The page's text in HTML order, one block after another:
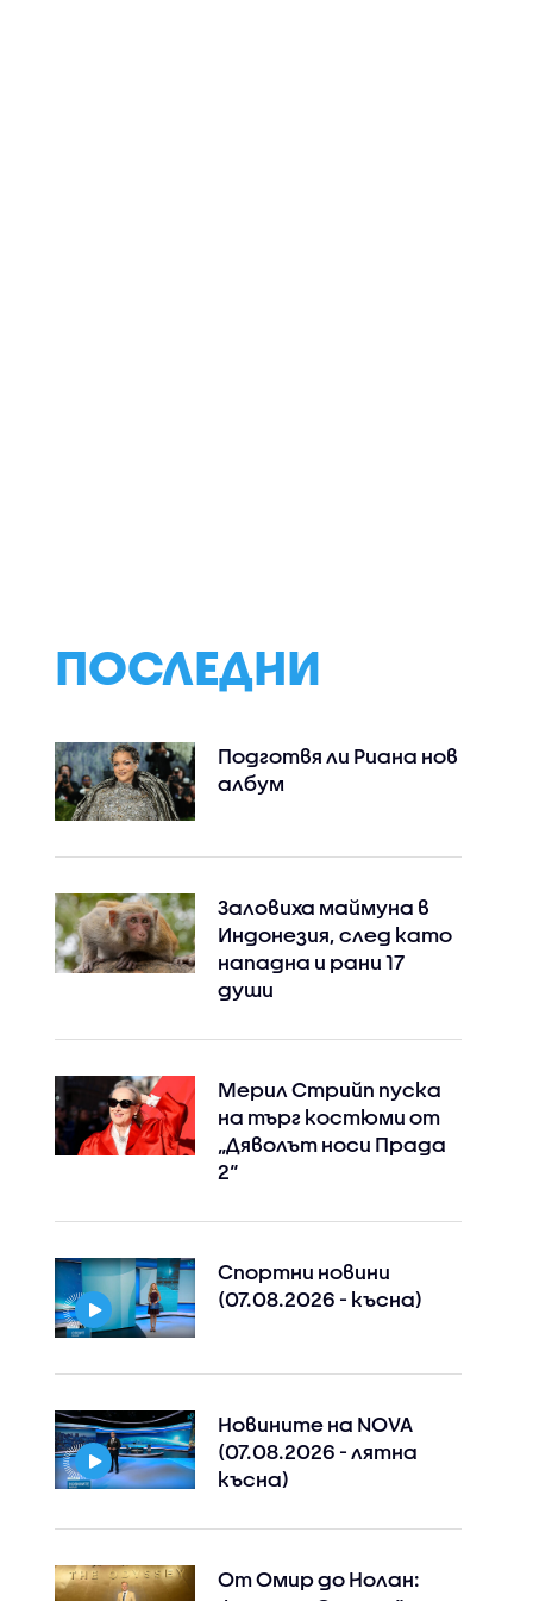
Instagram
ПОСЛЕДНИ
Подготвя ли Риана нов
албум
Заловиха маймуна в
Индонезия, след като
нападна и рани 17
души
Мерил Стрийп пуска
на търг костюми от
„Дяволът носи Прада
2“
Спортни новини
(07.08.2026 - късна)
Новините на NOVA
(07.08.2026 - лятна
късна)
От Омир до Нолан: